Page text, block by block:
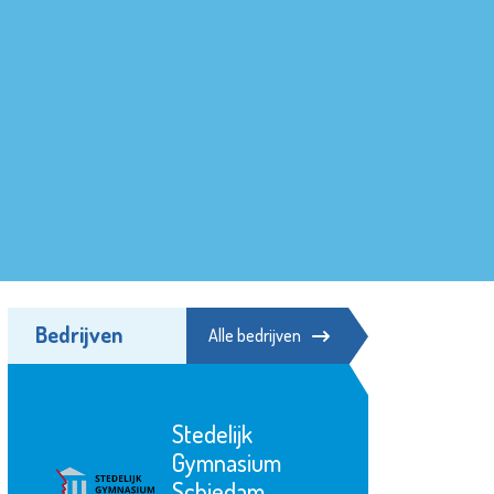
Bedrijven Alle bedrijven
Stedelijk
Gymnasium